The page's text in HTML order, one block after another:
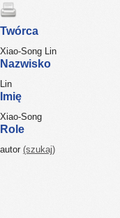
Twórca
Xiao-Song Lin
Nazwisko
Lin
Imię
Xiao-Song
Role
autor (szukaj)